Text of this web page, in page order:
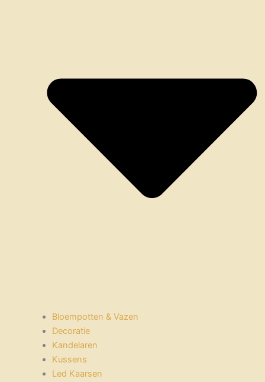
Bloempotten & Vazen
Decoratie
Kandelaren
Kussens
Led Kaarsen